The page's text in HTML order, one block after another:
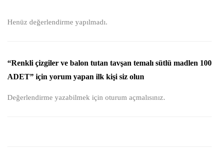
Henüz değerlendirme yapılmadı.
“Renkli çizgiler ve balon tutan tavşan temalı sütlü madlen 100
ADET” için yorum yapan ilk kişi siz olun
Değerlendirme yazabilmek için oturum açmalısınız.